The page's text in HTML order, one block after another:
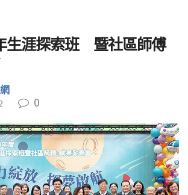
生涯探索班 暨社區師傅
0